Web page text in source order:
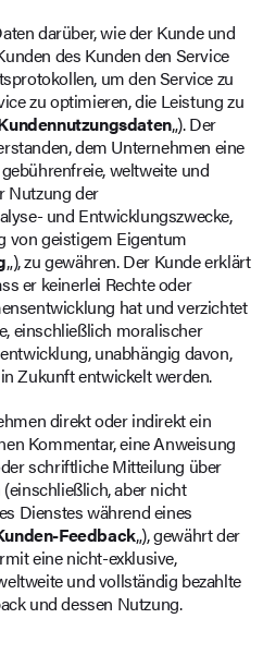
darüber, wie der Kunde und
des Kunden den Service
um den Service zu
zu optimieren, die Leistung zu
„). Der
dem Unternehmen eine
weltweite und
Nutzung der
und Entwicklungszwecke,
von geistigem Eigentum
„), zu gewähren. Der Kunde erklärt
er keinerlei Rechte oder
hat und verzichtet
einschließlich moralischer
unabhängig davon,
Zukunft entwickelt werden.
direkt oder indirekt ein
Kommentar, eine Anweisung
schriftliche Mitteilung über
aber nicht
Dienstes während eines
Feedback„), gewährt der
eine nicht-exklusive,
und vollständig bezahlte
und dessen Nutzung.